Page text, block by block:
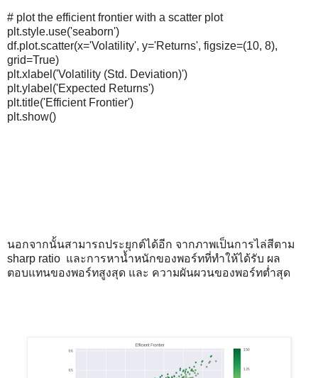
# plot the efficient frontier with a scatter plot
plt.style.use('seaborn')
df.plot.scatter(x='Volatility', y='Returns', figsize=(10, 8),
grid=True)
plt.xlabel('Volatility (Std. Deviation)')
plt.ylabel('Expected Returns')
plt.title('Efficient Frontier')
plt.show()
นอกจากนั้นสามารถประยุกต์ได้อีก จากภาพเป็นการไล่สีตาม
sharp ratio และการหาน้ำหนักของพอร์ทที่ทำให้ได้รับ ผล
ตอบแทนของพอร์ทสูงสุด และ ความผันผวนของพอร์ทต่ำสุด